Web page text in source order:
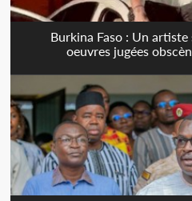
Burkina Faso : Un
oeuvres jugées